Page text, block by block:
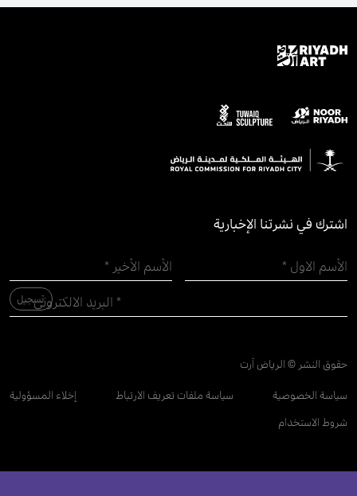
اشترك في نشرتنا الإخبارية
حقوق النشر © الرياض آرت
سياسة الخصوصية سياسة ملفات تعريف الارتباط
إخلاء المسؤولية
شروط الاستخدام